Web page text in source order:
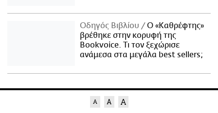
Οδηγός Βιβλίου
Ο «Καθρέφτης»
βρέθηκε στην κορυφή της
Bookvoice. Τι τον ξεχώρισε
ανάμεσα στα μεγάλα best sellers;